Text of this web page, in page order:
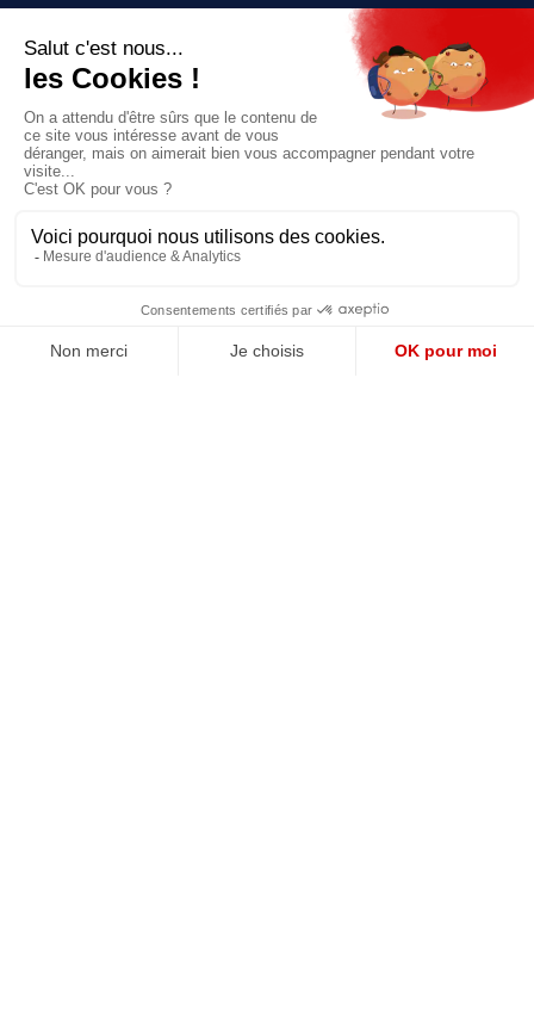
Pour bénéficier d’un accès privilégié à tous
les articles publiés sur site.
Prix unique 180€/AN
JE M'ABONNE